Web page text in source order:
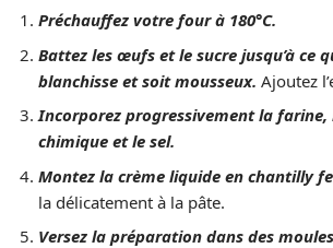
Préchauffez votre four à 180°C.
Battez les œufs et le sucre jusqu’à ce
blanchisse et soit mousseux. Ajoutez
Incorporez progressivement la farine,
chimique et le sel.
Montez la crème liquide en chantilly
la délicatement à la pâte.
Versez la préparation dans des